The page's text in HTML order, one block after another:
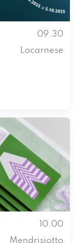
09.30
Locarnese
10.00
Mendrisiotto